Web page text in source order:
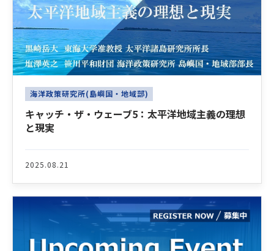
海洋政策研究所(島嶼国・地域部)
キャッチ・ザ・ウェーブ5：太平洋地域主義の理想
と現実
2025.08.21